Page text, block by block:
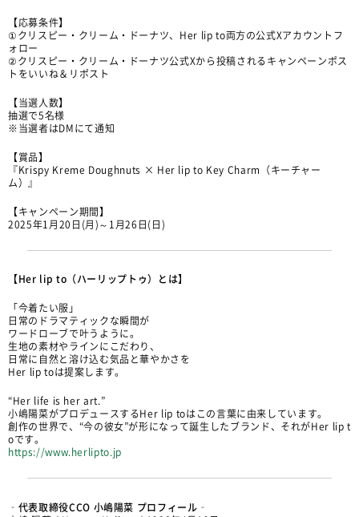
【応募条件】
①クリスピー・クリーム・ドーナツ、Her lip to両方の公式Xアカウントフ
ォロー
②クリスピー・クリーム・ドーナツ公式Xから投稿されるキャンペーンポス
トをいいね＆リポスト
【当選人数】
抽選で5名様
※当選者はDMにて通知
【賞品】
『Krispy Kreme Doughnuts × Her lip to Key Charm（キーチャー
ム）』
【キャンペーン期間】
2025年1月20日(月)～1月26日(日)
【Her lip to（ハーリップトゥ）とは】
「今着たい服」
日常のドラマティックな瞬間が
ワードローブで叶うように。
生地の素材やラインにこだわり、
日常に自然と溶け込む気品と華やかさを
Her lip toは提案します。
“Her life is her art.”
小嶋陽菜がプロデュースするHer lip toはこの言葉に由来しています。
創作の世界で、“今の彼女”が形になって誕生したブランド、それがHer lip t
oです。
https://www.herlipto.jp
‐代表取締役CCO 小嶋陽菜 プロフィール‐